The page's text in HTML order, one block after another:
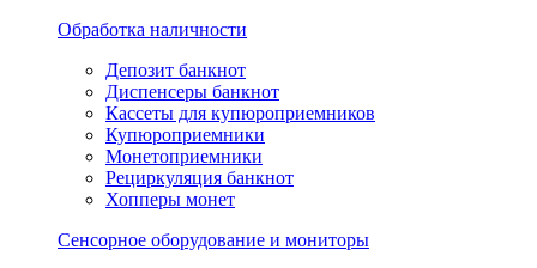
Обработка наличности
Депозит банкнот
Диспенсеры банкнот
Кассеты для купюроприемников
Купюроприемники
Монетоприемники
Рециркуляция банкнот
Хопперы монет
Сенсорное оборудование и мониторы